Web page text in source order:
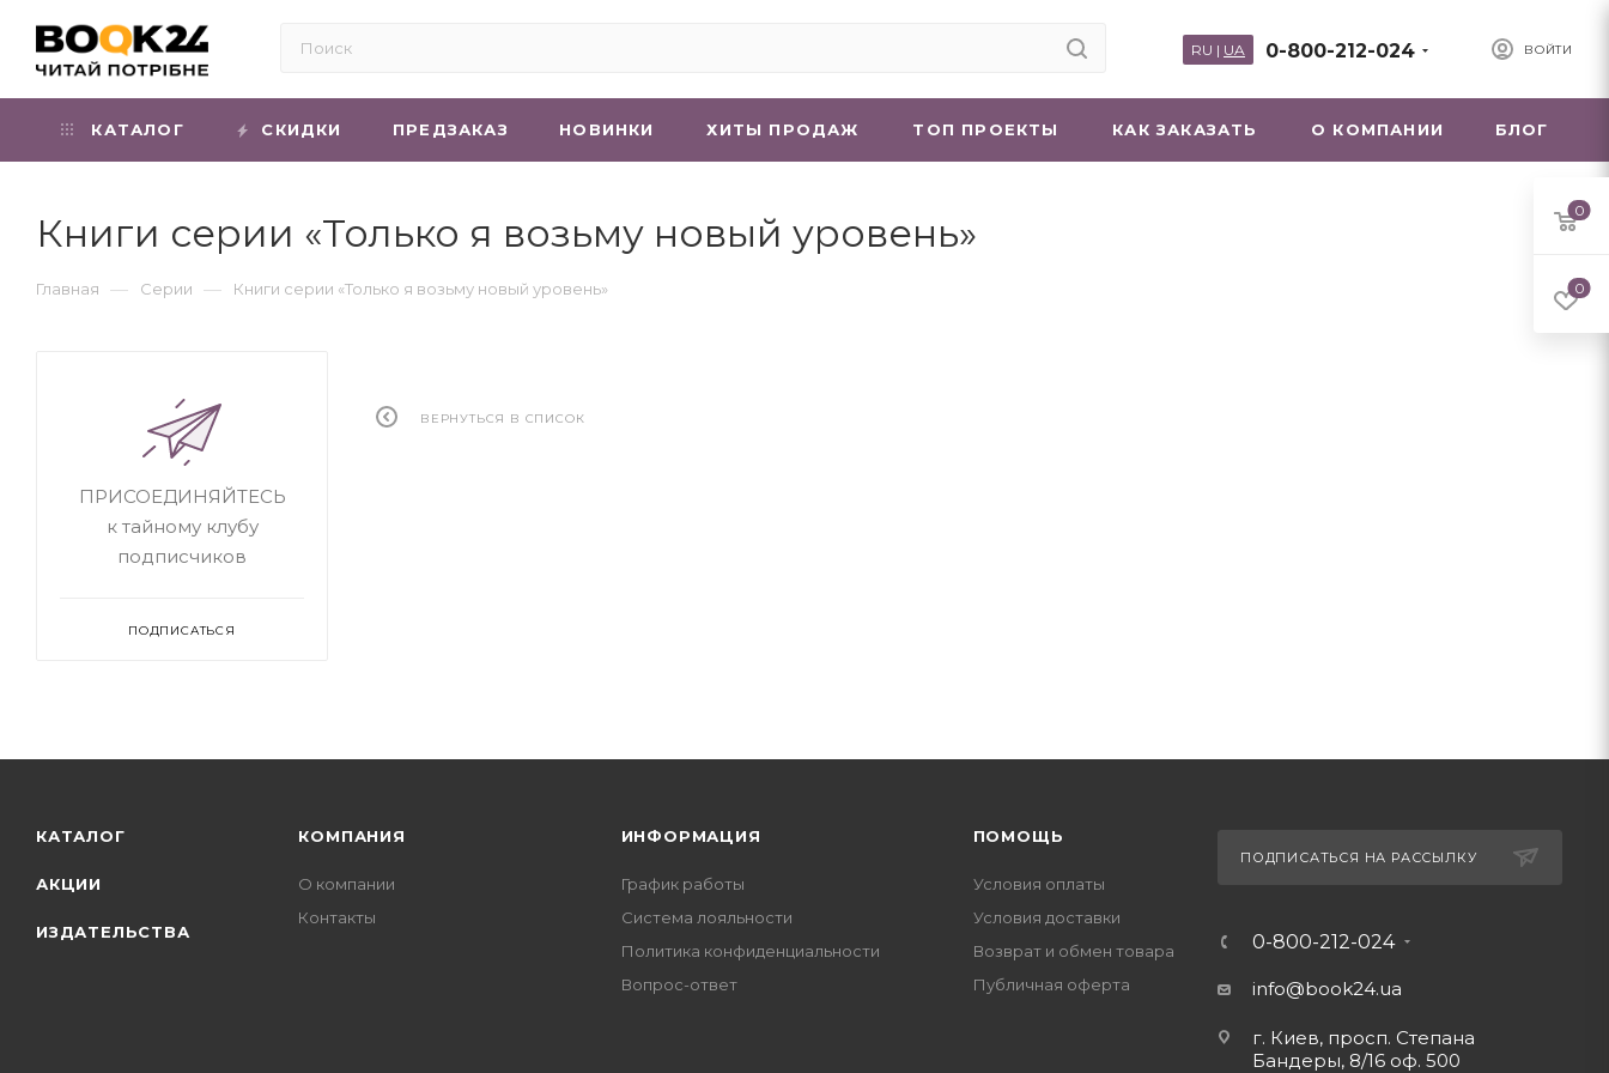
ВОЙТИ
0-800-212-024
RU | UA
КАТАЛОГ СКИДКИ ПРЕДЗАКАЗ НОВИНКИ ХИТЫ ПРОДАЖ ТОП ПРОЕКТЫ КАК ЗАКАЗАТЬ О КОМПАНИИ БЛОГ
Книги серии «Только я возьму новый уровень»
Главная — Серии — Книги серии «Только я возьму новый уровень»
ВЕРНУТЬСЯ В СПИСОК
ПРИСОЕДИНЯЙТЕСЬ
к тайному клубу
подписчиков
ПОДПИСАТЬСЯ
КАТАЛОГ
АКЦИИ
ИЗДАТЕЛЬСТВА
КОМПАНИЯ
О компании
Контакты
ИНФОРМАЦИЯ
График работы
Система лояльности
Политика конфиденциальности
Вопрос-ответ
ПОМОЩЬ
Условия оплаты
Условия доставки
Возврат и обмен товара
Публичная оферта
ПОДПИСАТЬСЯ НА РАССЫЛКУ
0-800-212-024
info@book24.ua
г. Киев, просп. Степана
Бандеры, 8/16 оф. 500
0
0